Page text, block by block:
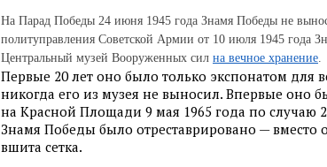
На Парад Победы 24 июня 1945 года Знамя Победы не
политуправления Советской Армии от 10 июля 1945 года
Центральный музей Вооруженных сил на вечное хранение.
Первые 20 лет оно было только экспонатом для
никогда его из музея не выносил. Впервые оно
на Красной Площади 9 мая 1965 года по случаю
Знамя Победы было отреставрировано —
вшита сетка.